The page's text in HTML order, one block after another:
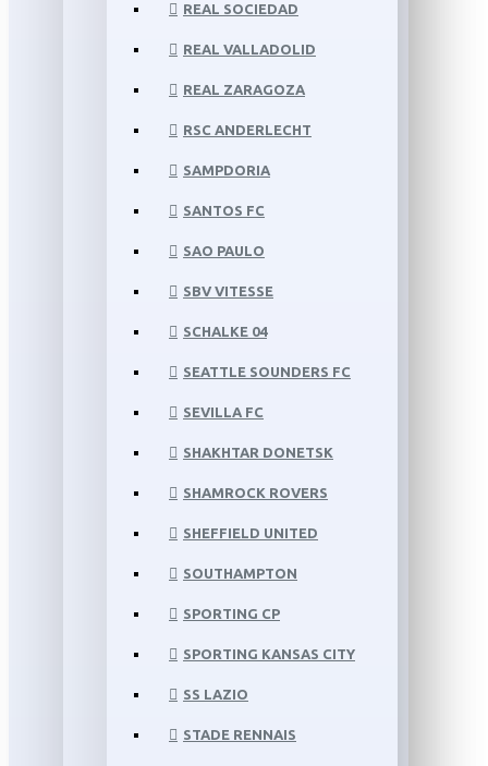
REAL SOCIEDAD
REAL VALLADOLID
REAL ZARAGOZA
RSC ANDERLECHT
SAMPDORIA
SANTOS FC
SAO PAULO
SBV VITESSE
SCHALKE 04
SEATTLE SOUNDERS FC
SEVILLA FC
SHAKHTAR DONETSK
SHAMROCK ROVERS
SHEFFIELD UNITED
SOUTHAMPTON
SPORTING CP
SPORTING KANSAS CITY
SS LAZIO
STADE RENNAIS